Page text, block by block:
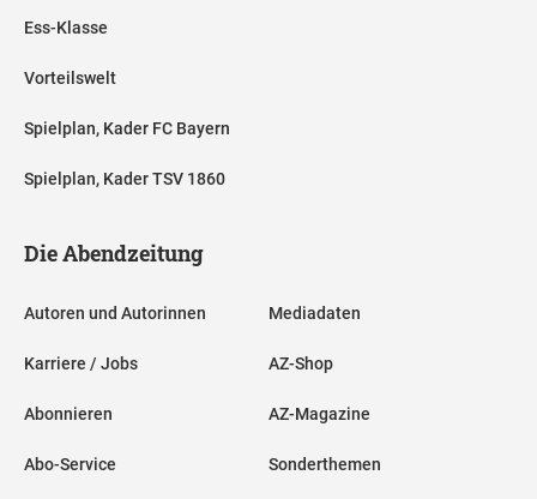
Ess-Klasse
Vorteilswelt
Spielplan, Kader FC Bayern
Spielplan, Kader TSV 1860
Die Abendzeitung
Autoren und Autorinnen
Karriere / Jobs
Abonnieren
Abo-Service
Mediadaten
AZ-Shop
AZ-Magazine
Sonderthemen